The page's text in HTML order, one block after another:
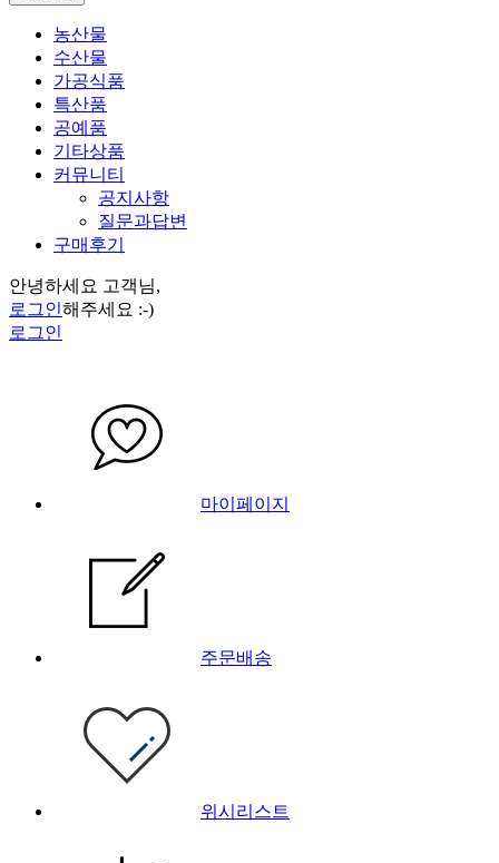
농산물
수산물
가공식품
특산품
공예품
기타상품
커뮤니티
공지사항
질문과답변
구매후기
안녕하세요 고객님,
로그인해주세요 :-)
로그인
마이페이지
주문배송
위시리스트